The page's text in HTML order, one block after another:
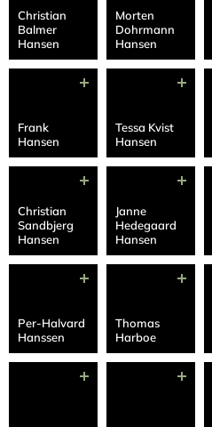
Christian
Balmer
Hansen
Morten
Dohrmann
Hansen
Frank
Hansen
Tessa Kvist
Hansen
Christian
Sandbjerg
Hansen
Janne
Hedegaard
Hansen
Per-Halvard
Hanssen
Thomas
Harboe